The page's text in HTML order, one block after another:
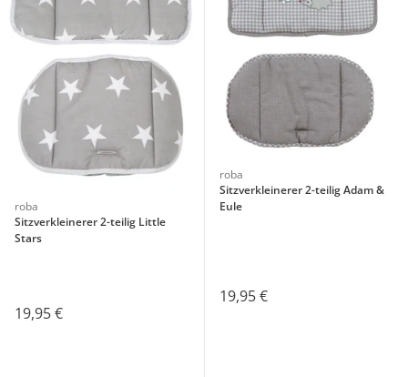
roba
Sitzverkleinerer 2-teilig Little
Stars
19,95 €
roba
Sitzverkleinerer 2-teilig Adam &
Eule
19,95 €